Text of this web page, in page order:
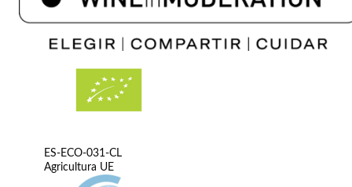
ES-ECO-031-CL
Agricultura UE